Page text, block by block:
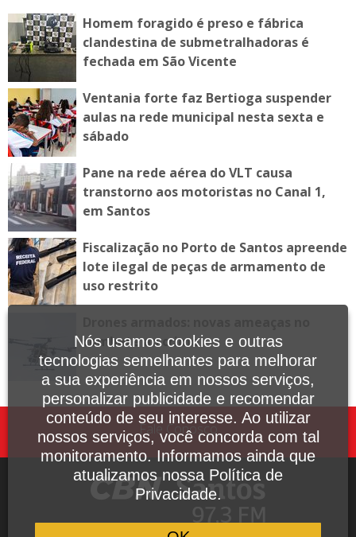
Homem foragido é preso e fábrica
clandestina de submetralhadoras é
fechada em São Vicente
Ventania forte faz Bertioga suspender
aulas na rede municipal nesta sexta e
sábado
Pane na rede aérea do VLT causa
transtorno aos motoristas no Canal 1,
em Santos
Fiscalização no Porto de Santos apreende
lote ilegal de peças de armamento de
uso restrito
combate ao crime
Fale Conosco
Nós usamos cookies e outras
tecnologias semelhantes para melhorar
a sua experiência em nossos serviços,
personalizar publicidade e recomendar
conteúdo de seu interesse. Ao utilizar
nossos serviços, você concorda com tal
monitoramento. Informamos ainda que
atualizamos nossa Política de
Privacidade.